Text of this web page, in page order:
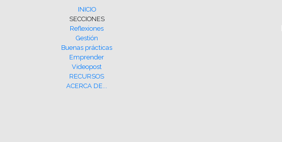
INICIO
SECCIONES
Reflexiones
Gestión
Buenas prácticas
Emprender
Videopost
RECURSOS
ACERCA DE...